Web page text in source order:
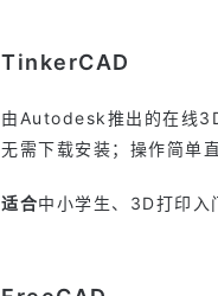
TinkerCAD
由Autodesk推出的在线
无需下载安装；操作简单
适合中小学生、3D打印入